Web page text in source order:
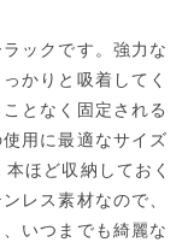
ックです。強力な
かりと吸着してく
となく固定される
用に最適なサイズ
ほど収納しておく
レス素材なので、
いつまでも綺麗な